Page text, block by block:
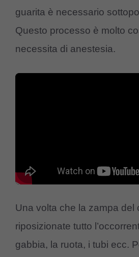
guarita è necessario
Questo processo è molto
necessita di anestesia.
Una volta che la zampa del
riposizionate tutto
gabbia, la ruota, i tubi ecc.